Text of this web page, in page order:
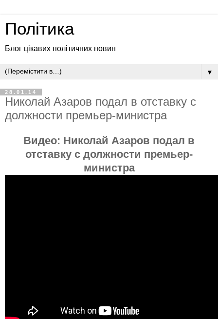
Політика
Блог цікавих політичних новин
▼
28.01.14
Николай Азаров подал в отставку с
должности премьер-министра
Видео: Николай Азаров подал в
отставку с должности премьер-
министра